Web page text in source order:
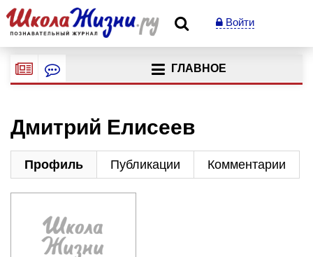
Войти
ГЛАВНОЕ
Дмитрий Елисеев
Профиль Публикации Комментарии